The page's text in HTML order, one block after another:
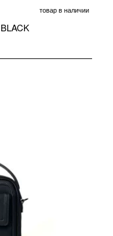
товар в наличии